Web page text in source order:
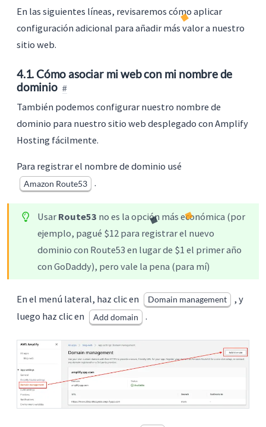
En las siguientes líneas, revisaremos cómo aplicar
configuración adicional para añadir más valor a nuestro
sitio web.
4.1. Cómo asociar mi web con mi nombre de
dominio
También podemos configurar nuestro nombre de
dominio para nuestro sitio web desplegado con Amplify
Hosting fácilmente.
Para registrar el nombre de dominio usé
Amazon Route53 .
Usar Route53 no es la opción más económica (por
ejemplo, pagué $12 para registrar el nuevo
dominio con Route53 en lugar de $1 el primer año
con GoDaddy), pero vale la pena (para mí)
En el menú lateral, haz clic en Domain management
, y
luego haz clic en
Add domain .